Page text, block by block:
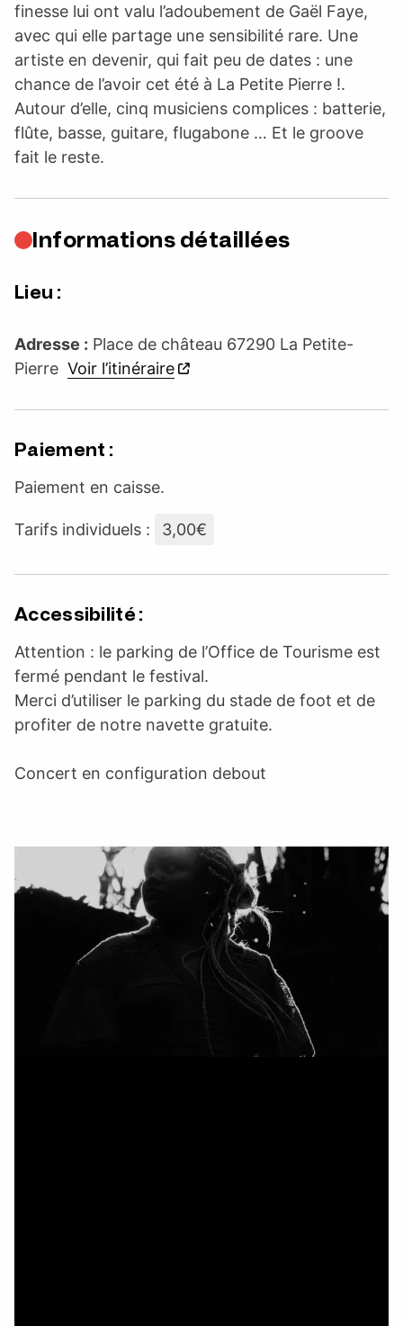
finesse lui ont valu l’adoubement de Gaël Faye,
avec qui elle partage une sensibilité rare. Une
artiste en devenir, qui fait peu de dates : une
chance de l’avoir cet été à La Petite Pierre !.
Autour d’elle, cinq musiciens complices : batterie,
flûte, basse, guitare, flugabone … Et le groove
fait le reste.
Informations détaillées
Lieu :
Adresse : Place de château 67290 La Petite-
Pierre Voir l’itinéraire
Paiement :
Paiement en caisse.
Tarifs individuels : 3,00€
Accessibilité :
Attention : le parking de l’Office de Tourisme est
fermé pendant le festival.
Merci d’utiliser le parking du stade de foot et de
profiter de notre navette gratuite.
Concert en configuration debout